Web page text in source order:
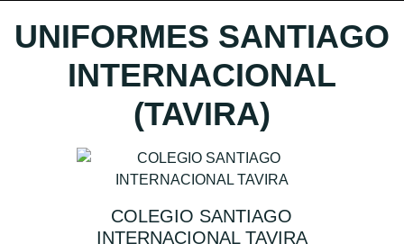
UNIFORMES SANTIAGO
INTERNACIONAL
(TAVIRA)
COLEGIO SANTIAGO
INTERNACIONAL TAVIRA